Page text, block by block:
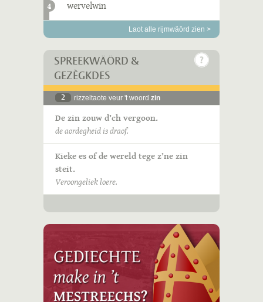
4 wervelwin
Laot alle rijmwäörd zien >
SPREEKWÄÖRD &
GEZÈGKDES
2 rizzeltaote veur 't woord zin
De zin zouw d’ch vergoon.
de aordegheid is draof.
Kieke es of de wereld tege z’ne zin
steit.
Veroongeliek loere.